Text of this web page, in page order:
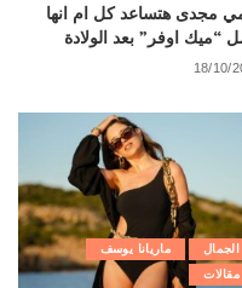
مجدى هتساعد كل ام انها
“ميك اوفر” بعد الولادة
18/10/
الجمال
ماريانا يوسف
مقالات